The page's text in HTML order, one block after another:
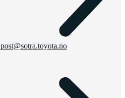
post@sotra.toyota.no